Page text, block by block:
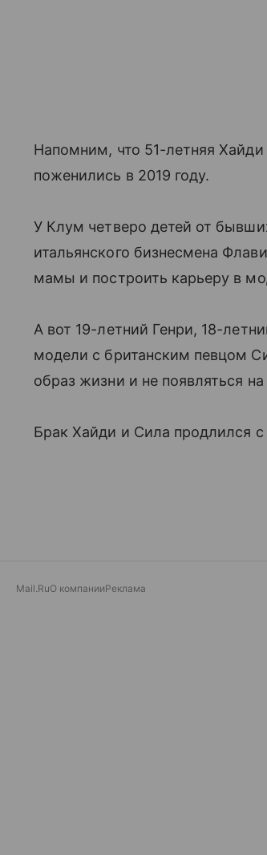
Напомним, что 51-летняя
поженились в 2019 году.
У Клум четверо детей от
итальянского бизнесмена
мамы и построить карьеру в
А вот 19-летний Генри, 18-
модели с британским певцом
образ жизни и не появляться
Брак Хайди и Сила продлился
Mail.RuО компанииРеклама